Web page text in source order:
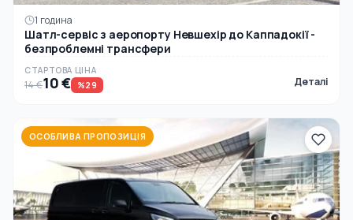
1 година
Шатл-сервіс з аеропорту Невшехір до Каппадокії -
безпроблемні трансфери
СТАРТОВА ЦІНА
14 €10 € %29 Деталі
ОСОБЛИВА ПРОПОЗИЦІЯ